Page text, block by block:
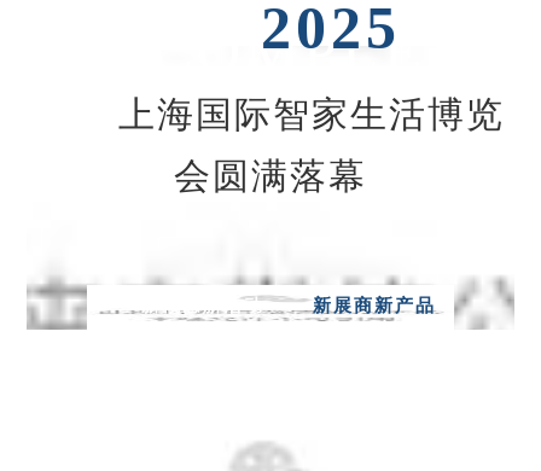
2025
COMPLETE
上海国际智家生活博览
会圆满落幕
新概念新活动 新展商新产品